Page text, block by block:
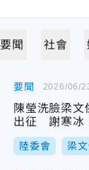
要聞 社會
要聞
陳瑩洗臉梁文
出征 謝寒冰
陸委會 梁
2026/06/